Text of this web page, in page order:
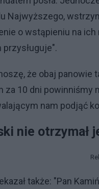
Najwyższego,
o wstąpieniu na
przysługuje".
że obaj panowie
za 10 dni
nam podjąć
nie
także: "Pan